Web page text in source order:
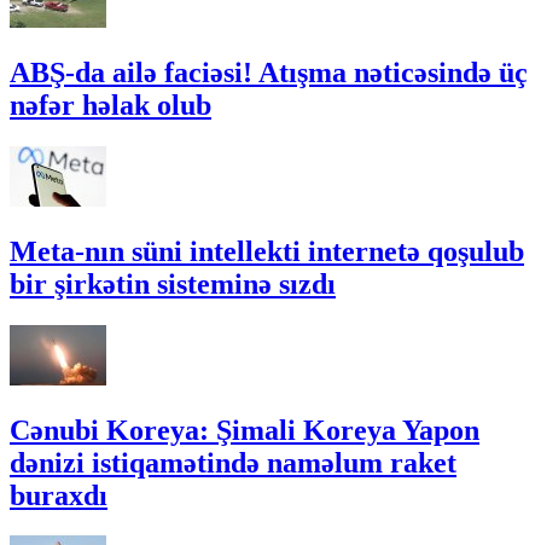
ABŞ-da ailə faciəsi! Atışma nəticəsində üç
nəfər həlak olub
Meta-nın süni intellekti internetə qoşulub
bir şirkətin sisteminə sızdı
Cənubi Koreya: Şimali Koreya Yapon
dənizi istiqamətində naməlum raket
buraxdı